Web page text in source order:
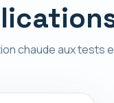
chaude aux tests